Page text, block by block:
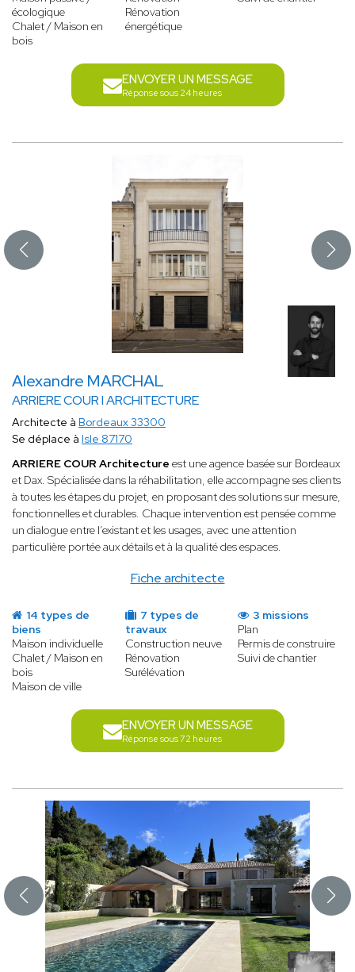
écologique
Chalet / Maison en
bois
Rénovation
énergétique
ENVOYER UN MESSAGE
Réponse sous 24 heures
Alexandre MARCHAL
ARRIERE COUR I ARCHITECTURE
Fiche architecte
Architecte à Bordeaux 33300
Se déplace à Isle 87170
ARRIERE COUR Architecture est une agence basée sur Bordeaux
et Dax. Spécialisée dans la réhabilitation, elle accompagne ses clients
à toutes les étapes du projet, en proposant des solutions sur mesure,
fonctionnelles et durables. Chaque intervention est pensée comme
un dialogue entre l’existant et les usages, avec une attention
particulière portée aux détails et à la qualité des espaces.
14 types de
biens
Maison individuelle
Chalet / Maison en
bois
Maison de ville
7 types de
travaux
Construction neuve
Rénovation
Surélévation
3 missions
Plan
Permis de construire
Suivi de chantier
ENVOYER UN MESSAGE
Réponse sous 72 heures